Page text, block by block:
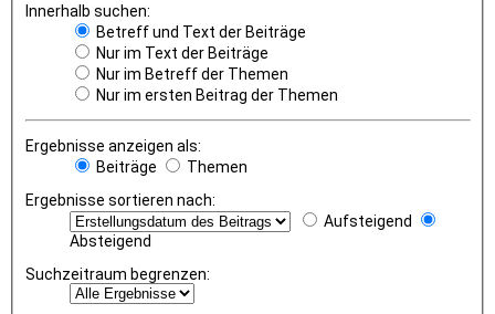
Innerhalb suchen:
Betreff und Text der Beiträge
Nur im Text der Beiträge
Nur im Betreff der Themen
Nur im ersten Beitrag der Themen
Ergebnisse anzeigen als:
Beiträge
Themen
Ergebnisse sortieren nach:
Aufsteigend
Absteigend
Suchzeitraum begrenzen: